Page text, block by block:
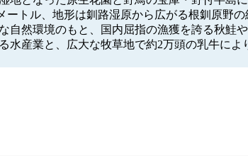
トル、地形は釧路湿原から広がる根釧原野
自然環境のもと、国内屈指の漁獲を誇る秋鮭
産業と、広大な牧草地で約2万頭の乳牛に